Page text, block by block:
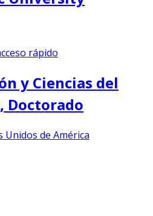
rápido
y Ciencias del
Doctorado
Unidos de América